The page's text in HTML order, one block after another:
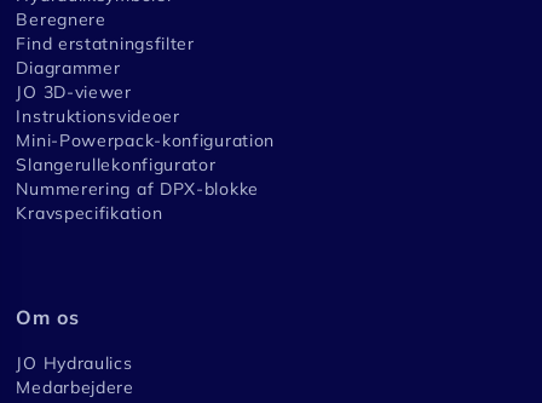
Beregnere
Find erstatningsfilter
Diagrammer
JO 3D-viewer
Instruktionsvideoer
Mini-Powerpack-konfiguration
Slangerullekonfigurator
Nummerering af DPX-blokke
Kravspecifikation
Om os
JO Hydraulics
Medarbejdere